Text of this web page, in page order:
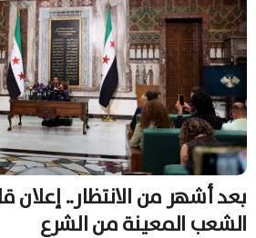
بعد أشهر من الانتظار..
الشعب المعينة من الشرع